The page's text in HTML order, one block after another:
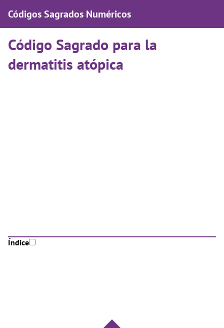
Códigos Sagrados Numéricos
Código Sagrado para la
dermatitis atópica
Índice